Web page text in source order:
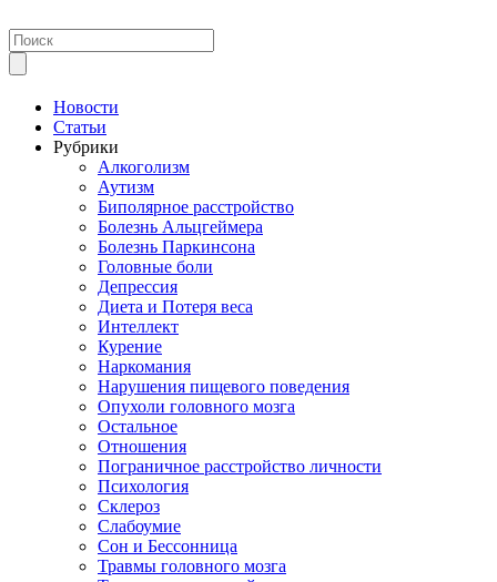
Новости
Статьи
Рубрики
Алкоголизм
Аутизм
Биполярное расстройство
Болезнь Альцгеймера
Болезнь Паркинсона
Головные боли
Депрессия
Диета и Потеря веса
Интеллект
Курение
Наркомания
Нарушения пищевого поведения
Опухоли головного мозга
Остальное
Отношения
Пограничное расстройство личности
Психология
Склероз
Слабоумие
Сон и Бессонница
Травмы головного мозга